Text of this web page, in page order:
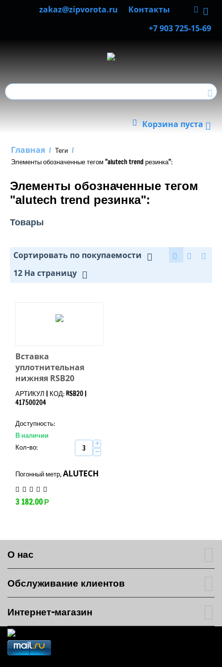
Контакты
zakaz@zipvorota.ru
+7 903 725-15-69
Корзина пуста
Главная / Теги /
Элементы обозначенные тегом "alutech trend резинка":
Элементы обозначенные тегом
"alutech trend резинка":
Товары
Сортировать по покупаемости
12 На страницу
Вставка
уплотнительная
нижняя RSB20
АРТИКУЛ | КОД: RSB20 |
417500204
Доступность:
В наличии
Кол-во:
+
−
Погонный метр,ALUTECH
3 182.00 Р
О нас
Обслуживание клиентов
Интернет-магазин